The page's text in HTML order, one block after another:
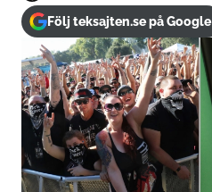
Följ teksajten.se på Google